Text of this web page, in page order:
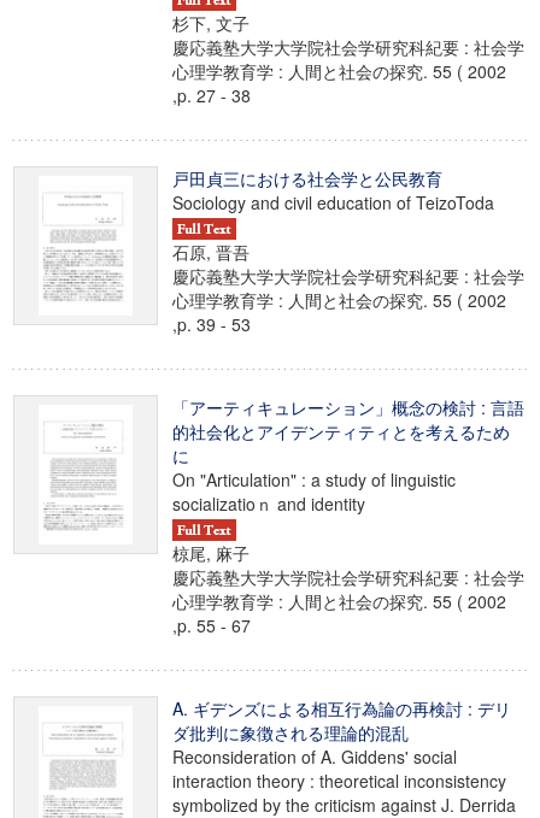
杉下, 文子
慶応義塾大学大学院社会学研究科紀要 : 社会学
心理学教育学 : 人間と社会の探究. 55 ( 2002
,p. 27 - 38
戸田貞三における社会学と公民教育
Sociology and civil education of TeizoToda
石原, 晋吾
慶応義塾大学大学院社会学研究科紀要 : 社会学
心理学教育学 : 人間と社会の探究. 55 ( 2002
,p. 39 - 53
「アーティキュレーション」概念の検討 : 言語
的社会化とアイデンティティとを考えるため
に
On "Articulation" : a study of linguistic
socializatioｎ and identity
椋尾, 麻子
慶応義塾大学大学院社会学研究科紀要 : 社会学
心理学教育学 : 人間と社会の探究. 55 ( 2002
,p. 55 - 67
A. ギデンズによる相互行為論の再検討 : デリ
ダ批判に象徴される理論的混乱
Reconsideration of A. Giddens' social
interaction theory : theoretical inconsistency
symbolized by the criticism against J. Derrida